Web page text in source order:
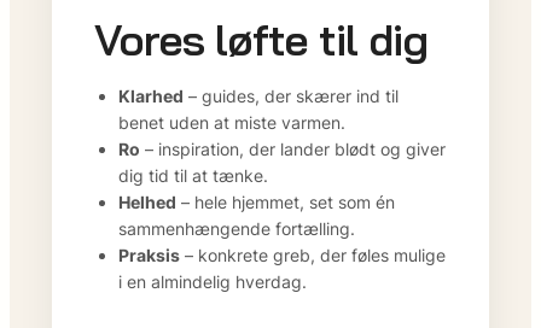
Vores løfte til dig
Klarhed – guides, der skærer ind til
benet uden at miste varmen.
Ro – inspiration, der lander blødt og giver
dig tid til at tænke.
Helhed – hele hjemmet, set som én
sammenhængende fortælling.
Praksis – konkrete greb, der føles mulige
i en almindelig hverdag.